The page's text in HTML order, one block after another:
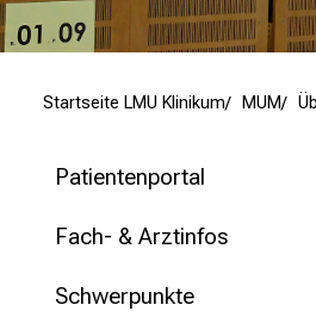
Startseite LMU Klinikum MUM
Patientenportal
Fach- & Arztinfos
Schwerpunkte